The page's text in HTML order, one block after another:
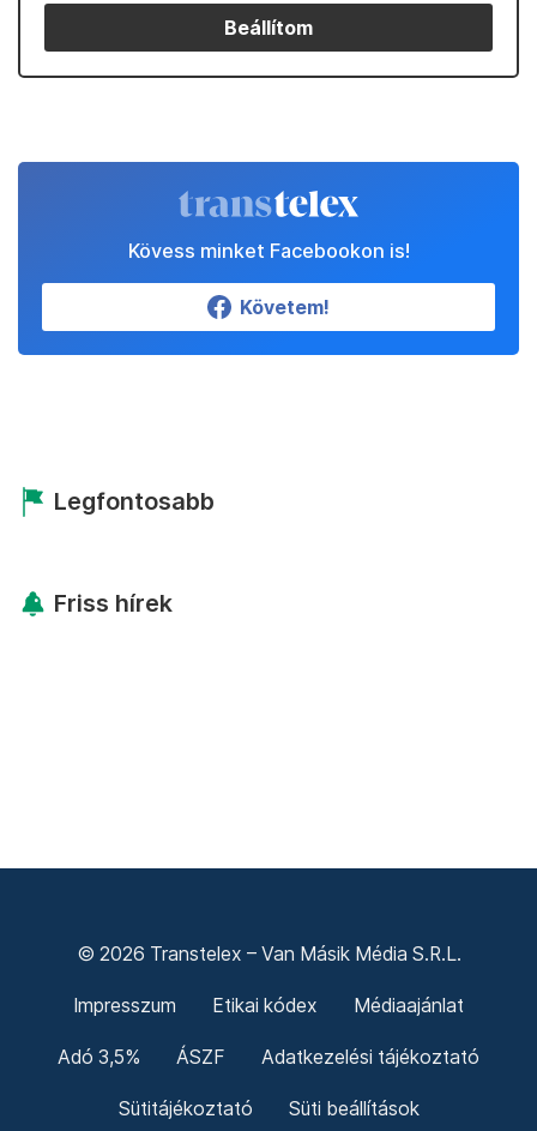
Beállítom
Kövess minket Facebookon is!
Követem!
Legfontosabb
Friss hírek
© 2026 Transtelex – Van Másik Média S.R.L.
Impresszum Etikai kódex Médiaajánlat
Adó 3,5% ÁSZF Adatkezelési tájékoztató
Sütitájékoztató Süti beállítások